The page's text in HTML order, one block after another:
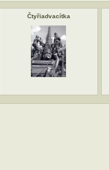
Čtyřiadvacítka